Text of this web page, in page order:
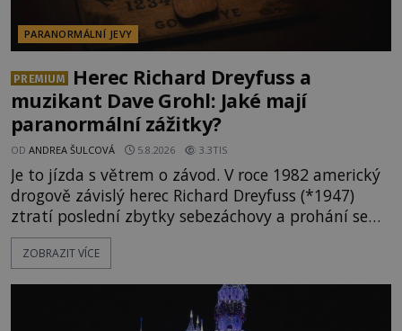
PARANORMÁLNÍ JEVY
PREMIUM
Herec Richard Dreyfuss a
muzikant Dave Grohl: Jaké mají
paranormální zážitky?
OD ANDREA ŠULCOVÁ 5.8.2026 3.3TIS
Je to jízda s větrem o závod. V roce 1982 americký
drogově závislý herec Richard Dreyfuss (*1947)
ztratí poslední zbytky sebezáchovy a prohání se
po silnicích ve svém mercedesu jako utržený ze
řetězu. Vše vyvrcholí katastrofou, když to Dreyfuss
následně nalezne schovaný kokain. Tímto
momentem se slavnému
ZOBRAZIT VÍCE